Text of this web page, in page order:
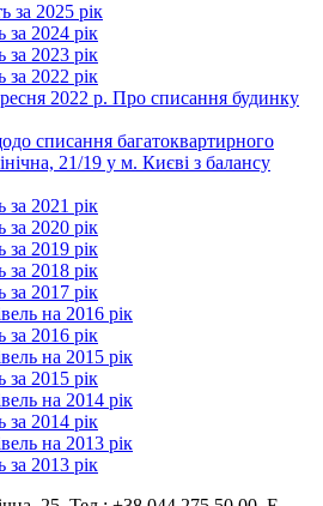
за 2025 рік
за 2024 рік
за 2023 рік
за 2022 рік
2022 р. Про списання будинку
багатоквартирного
21/19 у м. Києві з балансу
за 2021 рік
за 2020 рік
за 2019 рік
за 2018 рік
за 2017 рік
на 2016 рік
за 2016 рік
на 2015 рік
за 2015 рік
на 2014 рік
за 2014 рік
на 2013 рік
за 2013 рік